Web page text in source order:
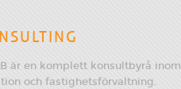
är en komplett konsultbyrå inom
och fastighetsförvaltning.